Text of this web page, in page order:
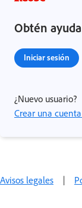
Obtén
Iniciar sesión
¿Nuevo usuario?
Crear una cuenta
Avisos legales |